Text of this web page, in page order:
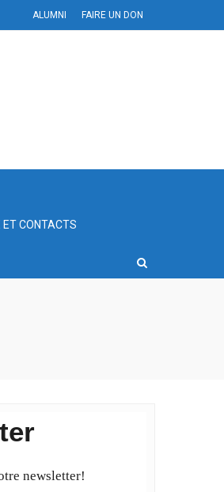
ALUMNI FAIRE UN DON
ET CONTACTS
newsletter!